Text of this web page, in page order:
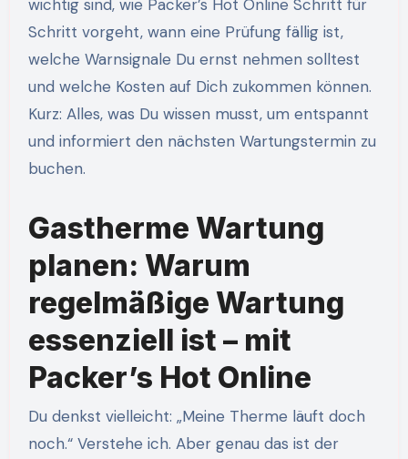
wichtig sind, wie Packer’s Hot Online Schritt für
Schritt vorgeht, wann eine Prüfung fällig ist,
welche Warnsignale Du ernst nehmen solltest
und welche Kosten auf Dich zukommen können.
Kurz: Alles, was Du wissen musst, um entspannt
und informiert den nächsten Wartungstermin zu
buchen.
Gastherme Wartung
planen: Warum
regelmäßige Wartung
essenziell ist – mit
Packer’s Hot Online
Du denkst vielleicht: „Meine Therme läuft doch
noch.“ Verstehe ich. Aber genau das ist der